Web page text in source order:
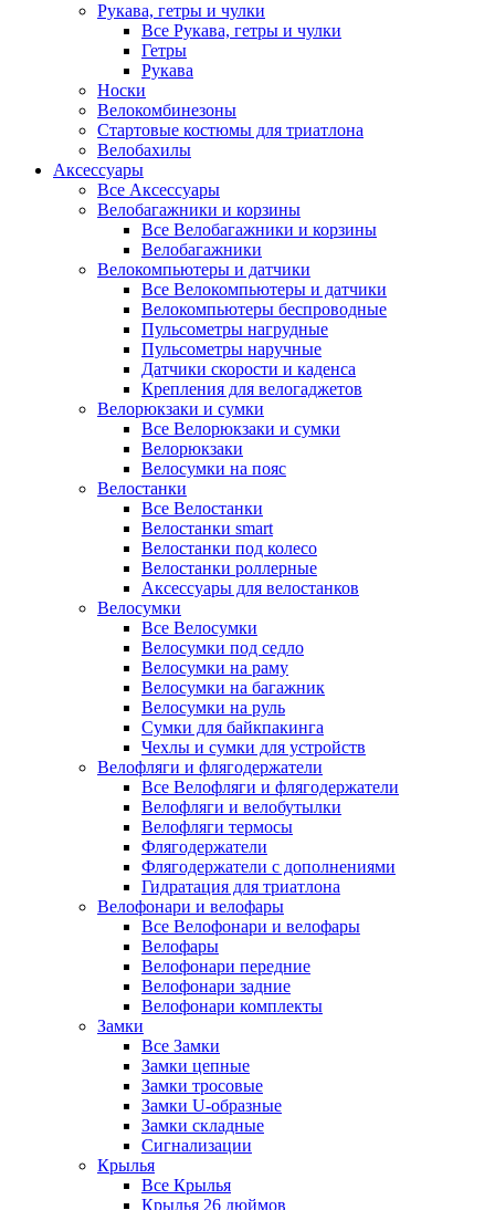
Рукава, гетры и чулки
Все Рукава, гетры и чулки
Гетры
Рукава
Носки
Велокомбинезоны
Стартовые костюмы для триатлона
Велобахилы
Аксессуары
Все Аксессуары
Велобагажники и корзины
Все Велобагажники и корзины
Велобагажники
Велокомпьютеры и датчики
Все Велокомпьютеры и датчики
Велокомпьютеры беспроводные
Пульсометры нагрудные
Пульсометры наручные
Датчики скорости и каденса
Крепления для велогаджетов
Велорюкзаки и сумки
Все Велорюкзаки и сумки
Велорюкзаки
Велосумки на пояс
Велостанки
Все Велостанки
Велостанки smart
Велостанки под колесо
Велостанки роллерные
Аксессуары для велостанков
Велосумки
Все Велосумки
Велосумки под седло
Велосумки на раму
Велосумки на багажник
Велосумки на руль
Сумки для байкпакинга
Чехлы и сумки для устройств
Велофляги и флягодержатели
Все Велофляги и флягодержатели
Велофляги и велобутылки
Велофляги термосы
Флягодержатели
Флягодержатели с дополнениями
Гидратация для триатлона
Велофонари и велофары
Все Велофонари и велофары
Велофары
Велофонари передние
Велофонари задние
Велофонари комплекты
Замки
Все Замки
Замки цепные
Замки тросовые
Замки U-образные
Замки складные
Сигнализации
Крылья
Все Крылья
Крылья 26 дюймов